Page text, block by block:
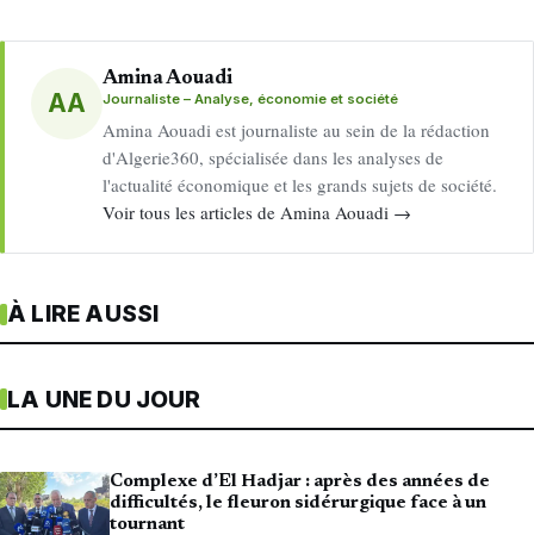
AA
Amina Aouadi
Journaliste – Analyse, économie et société
Amina Aouadi est journaliste au sein de la rédaction
d'Algerie360, spécialisée dans les analyses de
l'actualité économique et les grands sujets de société.
Voir tous les articles de Amina Aouadi →
À LIRE AUSSI
LA UNE DU JOUR
Complexe d’El Hadjar : après des années de
difficultés, le fleuron sidérurgique face à un
tournant